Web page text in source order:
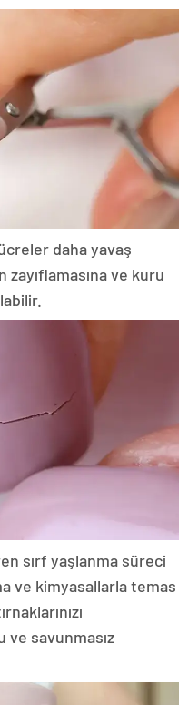
daha yavaş
ve kuru
sırf yaşlanma süreci
ve kimyasallarla temas
ve savunmasız